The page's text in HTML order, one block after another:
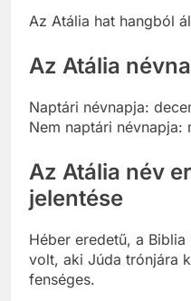
Az Atália hat hangból
Az Atália
Naptári névnapja:
Nem naptári névnapja:
Az Atália név
jelentése
Héber eredetű, a
volt, aki Júda trónjára
fenséges.